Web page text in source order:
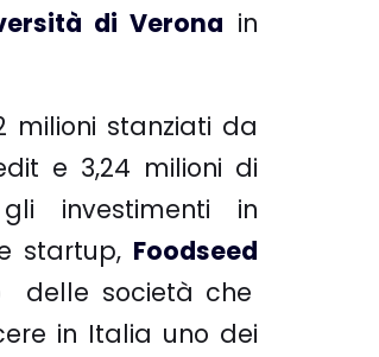
di Verona in
milioni stanziati da
e 3,24 milioni di
investimenti in
startup, Foodseed
delle società che
in Italia uno dei